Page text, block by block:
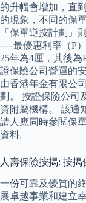
的升幅會增加，直
的現象，不同的保
「保單逆按計劃」
──最優惠利率（P
25年為4厘，其後
證保險公司營運的
由香港年金有限公
劃。 按證保險公司
資附屬機構。 該通
請人應同時參閱保
資料。
人壽保險按揭: 按
一份可靠及優質的
展卓越事業和建立